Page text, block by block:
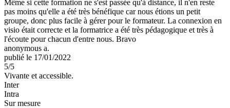
Même si cette formation ne s'est passée qu'à distance, il n'en reste
pas moins qu'elle a été très bénéfique car nous étions un petit
groupe, donc plus facile à gérer pour le formateur. La connexion en
visio était correcte et la formatrice a été très pédagogique et très à
l'écoute pour chacun d'entre nous. Bravo
anonymous a.
publié le 17/01/2022
5/5
Vivante et accessible.
Inter
Intra
Sur mesure